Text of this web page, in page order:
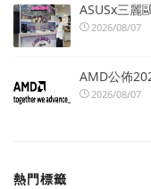
ASUSx三麗
2026/08/07
AMD公佈
2026/08/07
熱門標籤